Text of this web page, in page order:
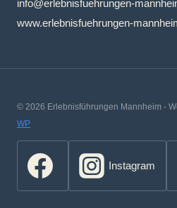
info@erlebnisfuehrungen-
www.erlebnisfuehrungen-
© 2026 Erlebnisführungen Mannheim -
WP
Instagram